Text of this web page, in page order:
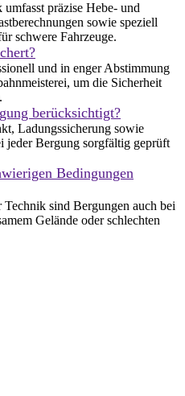
präzise Hebe- und
sowie speziell
schwere Fahrzeuge.
und in enger Abstimmung
um die Sicherheit
berücksichtigt?
Ladungssicherung sowie
jeder Bergung sorgfältig geprüft
Bedingungen
sind Bergungen auch bei
Gelände oder schlechten